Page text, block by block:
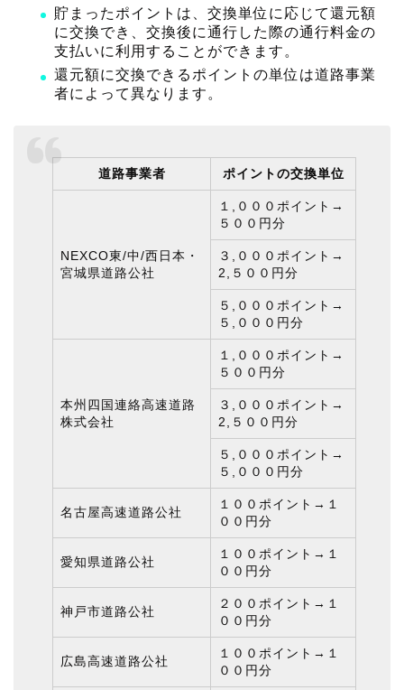
貯まったポイントは、交換単位に応じて還元額
に交換でき、交換後に通行した際の通行料金の
支払いに利用することができます。
還元額に交換できるポイントの単位は道路事業
者によって異なります。
道路事業者 ポイントの交換単位
NEXCO東/中/西日本・
宮城県道路公社
１,０００ポイント→
５００円分
３,０００ポイント→
2,５００円分
５,０００ポイント→
５,０００円分
本州四国連絡高速道路
株式会社
１,０００ポイント→
５００円分
３,０００ポイント→
2,５００円分
５,０００ポイント→
５,０００円分
名古屋高速道路公社
１００ポイント→１
００円分
愛知県道路公社
１００ポイント→１
００円分
神戸市道路公社
２００ポイント→１
００円分
広島高速道路公社
１００ポイント→１
００円分